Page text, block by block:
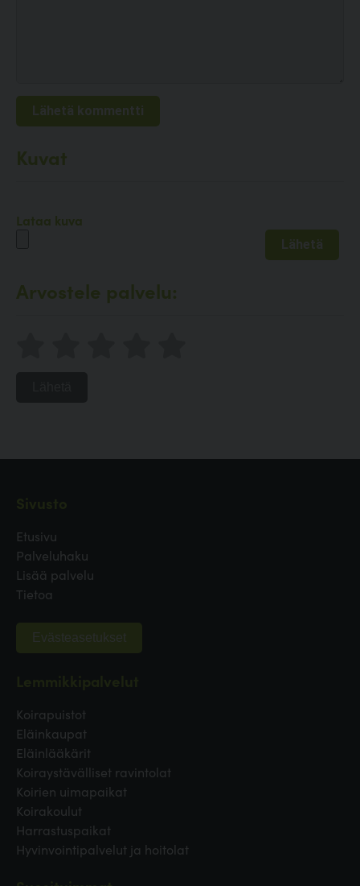
Kuvat
Lataa kuva
Arvostele palvelu:
Etusivu
Palveluhaku
Lisää palvelu
Tietoa
Evästeasetukset
Koirapuistot
Eläinkaupat
Eläinlääkärit
Koiraystävälliset ravintolat
Koirien uimapaikat
Koirakoulut
Harrastuspaikat
Hyvinvointipalvelut ja hoitolat